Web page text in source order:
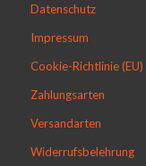
Datenschutz
Impressum
Cookie-Richtlinie (EU)
Zahlungsarten
Versandarten
Widerrufsbelehrung